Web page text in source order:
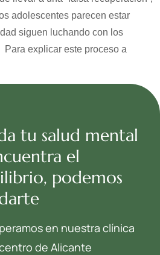
adolescentes parecen estar
siguen luchando con los
explicar este proceso a
tu salud mental
el
podemos
en nuestra clínica
de Alicante